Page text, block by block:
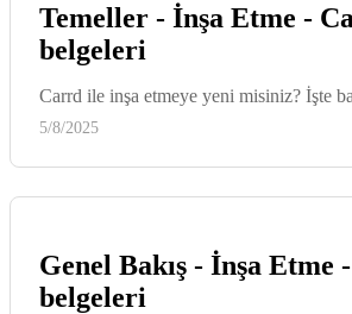
Temeller - İnşa Etme -
belgeleri
Carrd ile inşa etmeye yeni misiniz? İşte
5/8/2025
Genel Bakış - İnşa Etme
belgeleri